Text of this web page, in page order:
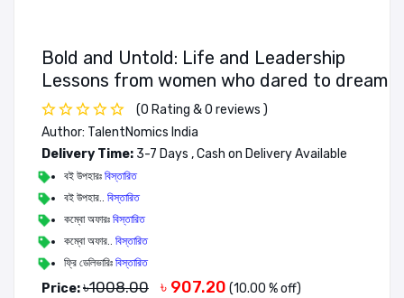
Bold and Untold: Life and Leadership
Lessons from women who dared to dream
(0 Rating & 0 reviews )
Author: TalentNomics India
Delivery Time: 3-7 Days , Cash on Delivery Available
বই উপহারঃ বিস্তারিত
বই উপহার.. বিস্তারিত
কম্বো অফারঃ বিস্তারিত
কম্বো অফার.. বিস্তারিত
ফ্রি ডেলিভারিঃ বিস্তারিত
Price:৳1008.00 ৳ 907.20 (10.00 % off)